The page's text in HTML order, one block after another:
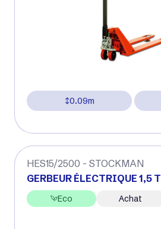
0.09m
HES15/2500 - STOCKMAN
GERBEUR ÉLECTRIQUE 1,5 T
Eco Achat